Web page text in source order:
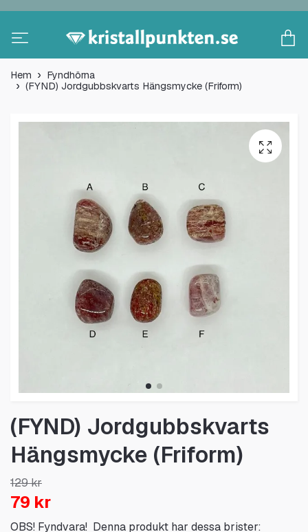
Hem
Fyndhörna
(FYND) Jordgubbskvarts Hängsmycke (Friform)
(FYND) Jordgubbskvarts
Hängsmycke (Friform)
129 kr
79 kr
OBS! Fyndvara! Denna produkt har dessa brister: